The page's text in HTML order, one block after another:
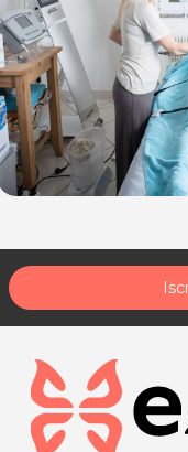
acquisto scrivi a